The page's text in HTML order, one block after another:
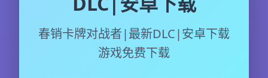
春销卡牌对战者|最新DLC|安卓下载
游戏免费下载